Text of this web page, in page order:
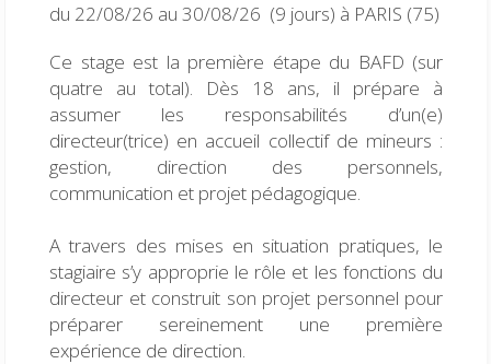
du 22/08/26 au 30/08/26 (9 jours) à PARIS (75)
Ce stage est la première étape du BAFD (sur
quatre au total). Dès 18 ans, il prépare à
assumer les responsabilités d’un(e)
directeur(trice) en accueil collectif de mineurs :
gestion, direction des personnels,
communication et projet pédagogique.
A travers des mises en situation pratiques, le
stagiaire s’y approprie le rôle et les fonctions du
directeur et construit son projet personnel pour
préparer sereinement une première
expérience de direction.